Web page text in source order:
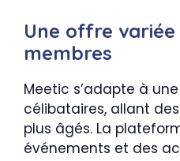
Une offre
membres
Meetic s’adapte à
célibataires, allant
plus âgés. La
événements et des